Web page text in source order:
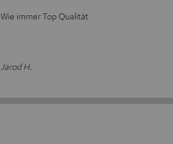
Wie immer Top Qualität
Jarod H.